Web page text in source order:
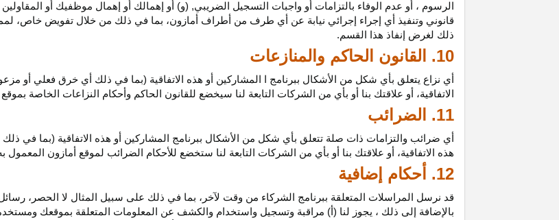
الرسوم ، أو عدم الوفاء بالتزامات أو واجبات التسجيل الضريبي, (و) أو إهمالك أو إهمال موظفيك أو
قانوني وتنفيذ أي إجراء إجرائي نيابة عن أي طرف من أطراف أمازون، بما في ذلك من خلال تفويض خاص،
ذلك لغرض إنفاذ هذا القسم.
10. القانون الحاكم والمنازعات
أي نزاع يتعلق بأي شكل من الأشكال ببرنامج ا المشاركين أو هذه الاتفاقية (بما في ذلك أي خرق فعلي أو
الاتفاقية، أو علاقتك بنا أو بأي من الشركات التابعة لنا سيخضع للقانون الحاكم وأحكام النزاعات الخاصة
11. الضرائب
أي ضرائب والتزامات ذات صلة تتعلق بأي شكل من الأشكال ببرنامج المشاركين أو هذه الاتفاقية (بما في
هذه الاتفاقية، أو علاقتك بنا أو بأي من الشركات التابعة لنا ستخضع للأحكام الضرائب لموقع أمازون المعمول
12. أحكام إضافية
قد نرسل المراسلات المتعلقة ببرنامج الشركاء من وقت لآخر، بما في ذلك على سبيل المثال لا الحصر، رسائل
بالإضافة إلى ذلك ، يجوز لنا (أ) مراقبة وتسجيل واستخدام والكشف عن المعلومات المتعلقة بموقعك